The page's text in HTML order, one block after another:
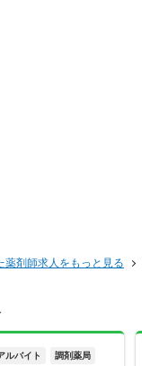
薬剤師求人をもっと見る
ルバイト 調剤薬局